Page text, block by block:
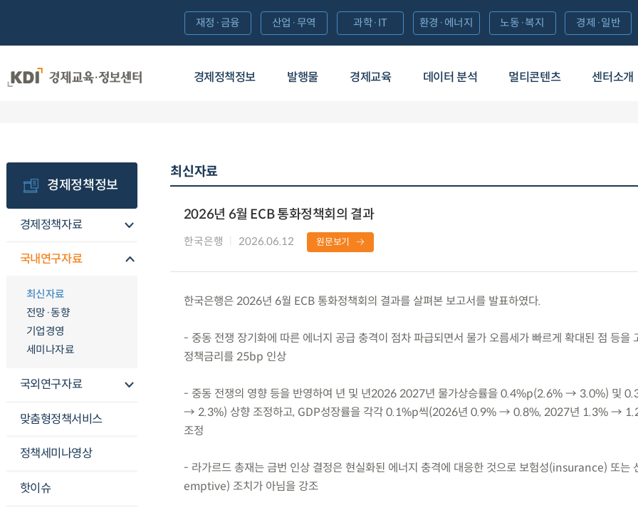
경제정책정보 발행물 경제교육 데이터 분석 멀티콘텐츠 센터소개
재정·금융 산업·무역 과학·IT 환경·에너지 노동·복지 경제·일반
경제정책정보
경제정책자료
국내연구자료
최신자료
전망·동향
기업경영
세미나자료
국외연구자료
맞춤형정책서비스
정책세미나영상
핫이슈
최신자료
2026년 6월 ECB 통화정책회의 결과
한국은행 2026.06.12 원문보기
한국은행은 2026년 6월 ECB 통화정책회의 결과를 살펴본 보고서를 발표하였다.
- 중동 전쟁 장기화에 따른 에너지 공급 충격이 점차 파급되면서 물가 오름세가 빠르게 확대된 점 등을
정책금리를 25bp 인상
- 중동 전쟁의 영향 등을 반영하여 년 및 년2026 2027년 물가상승률을 0.4%p(2.6% → 3.0%) 및
→ 2.3%) 상향 조정하고, GDP성장률을 각각 0.1%p씩(2026년 0.9% → 0.8%, 2027년 1.3% →
조정
- 라가르드 총재는 금번 인상 결정은 현실화된 에너지 충격에 대응한 것으로 보험성(insurance) 또는
emptive) 조치가 아님을 강조